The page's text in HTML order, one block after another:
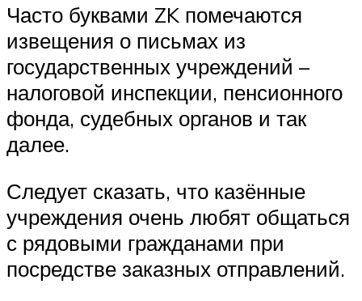
Часто буквами ZK помечаются
извещения о письмах из
государственных учреждений –
налоговой инспекции, пенсионного
фонда, судебных органов и так
далее.
Следует сказать, что казённые
учреждения очень любят общаться
с рядовыми гражданами при
посредстве заказных отправлений.